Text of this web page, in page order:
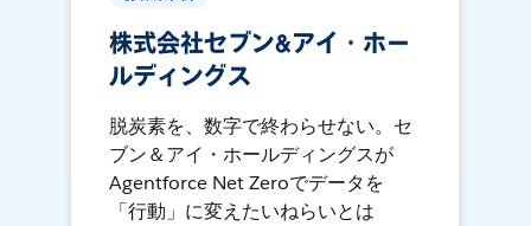
株式会社セブン&アイ・ホー
ルディングス
脱炭素を、数字で終わらせない。セ
ブン＆アイ・ホールディングスが
Agentforce Net Zeroでデータを
「行動」に変えたいねらいとは